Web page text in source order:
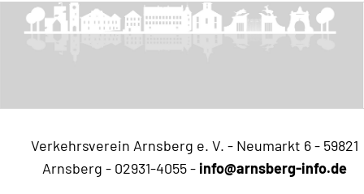
Verkehrsverein Arnsberg e. V. - Neumarkt 6 - 59821
Arnsberg - 02931-4055- info@arnsberg-info.de